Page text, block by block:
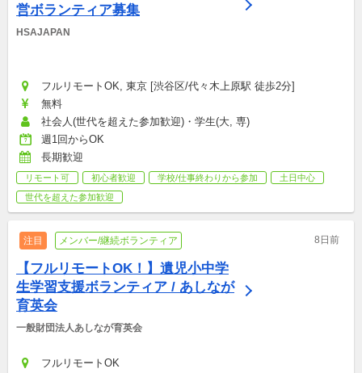
営ボランティア募集
HSAJAPAN
フルリモートOK, 東京 [渋谷区/代々木上原駅 徒歩2分]
無料
社会人(世代を超えた参加歓迎)・学生(大, 専)
週1回からOK
長期歓迎
リモート可 初心者歓迎 学校/仕事終わりから参加
土日中心
世代を超えた参加歓迎
注目 メンバー/継続ボランティア 8日前
【フルリモートOK！】遺児小中学
生学習支援ボランティア / あしなが
育英会
一般財団法人あしなが育英会
フルリモートOK